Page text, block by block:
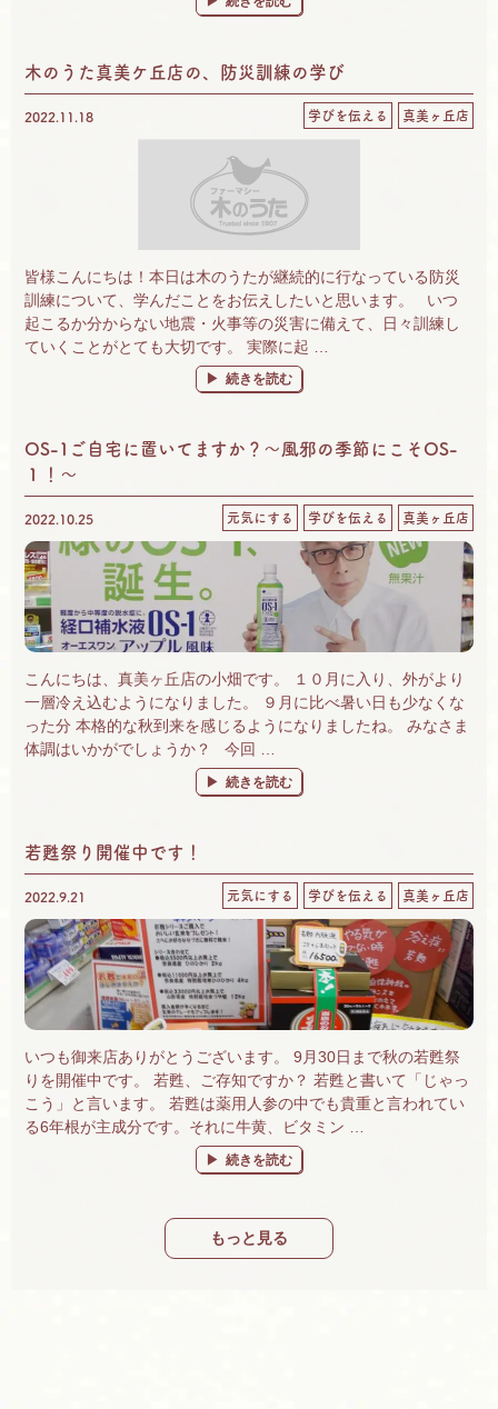
木のうた真美ケ丘店の、防災訓練の学び
2022.11.18 学びを伝える 真美ヶ丘店
皆様こんにちは！本日は木のうたが継続的に行なっている防災
訓練について、学んだことをお伝えしたいと思います。 いつ
起こるか分からない地震・火事等の災害に備えて、日々訓練し
ていくことがとても大切です。 実際に起 …
“木のうた真美ケ丘店の、防災訓練の学び” の
続きを読む
OS-1ご自宅に置いてますか？～風邪の季節にこそOS-
１！～
2022.10.25 元気にする 学びを伝える 真美ヶ丘店
こんにちは、真美ヶ丘店の小畑です。 １０月に入り、外がより
一層冷え込むようになりました。 ９月に比べ暑い日も少なくな
った分 本格的な秋到来を感じるようになりましたね。 みなさま
体調はいかがでしょうか？ 今回 …
“OS-1ご自宅に置いてますか？～風邪の季節
続きを読む
若甦祭り開催中です！
2022.9.21 元気にする 学びを伝える 真美ヶ丘店
いつも御来店ありがとうございます。 9月30日まで秋の若甦祭
りを開催中です。 若甦、ご存知ですか？ 若甦と書いて「じゃっ
こう」と言います。 若甦は薬用人参の中でも貴重と言われてい
る6年根が主成分です。それに牛黄、ビタミン …
“若甦祭り開催中です！” の
続きを読む
もっと見る